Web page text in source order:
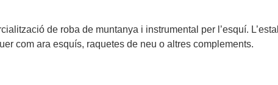
de roba de muntanya i instrumental per l’esquí.
com ara esquís, raquetes de neu o altres complements.